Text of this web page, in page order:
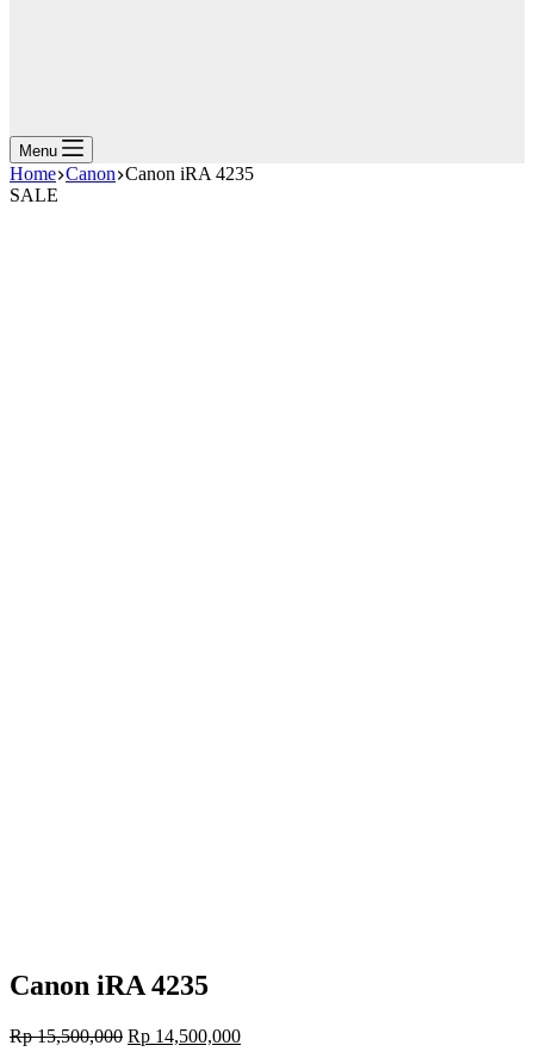
Menu
Home Canon Canon iRA 4235
SALE
Canon iRA 4235
Rp15,500,000 Original
Rp 14,500,000Current